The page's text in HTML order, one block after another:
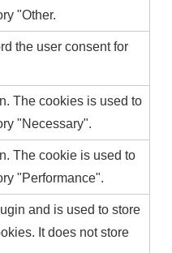
"Other.
the user consent for
The cookies is used to
"Necessary".
The cookie is used to
"Performance".
and is used to store
It does not store